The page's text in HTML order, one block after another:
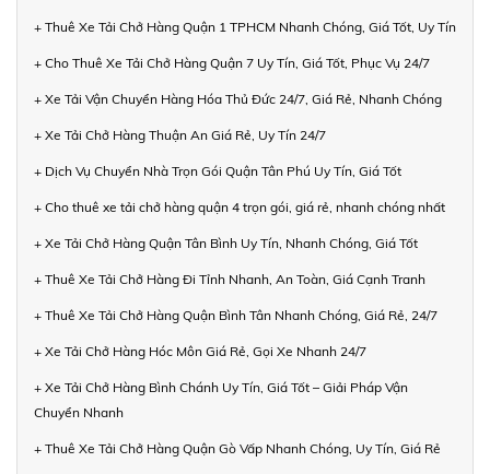
+ Thuê Xe Tải Chở Hàng Quận 1 TPHCM Nhanh Chóng, Giá Tốt, Uy Tín
+ Cho Thuê Xe Tải Chở Hàng Quận 7 Uy Tín, Giá Tốt, Phục Vụ 24/7
+ Xe Tải Vận Chuyển Hàng Hóa Thủ Đức 24/7, Giá Rẻ, Nhanh Chóng
+ Xe Tải Chở Hàng Thuận An Giá Rẻ, Uy Tín 24/7
+ Dịch Vụ Chuyển Nhà Trọn Gói Quận Tân Phú Uy Tín, Giá Tốt
+ Cho thuê xe tải chở hàng quận 4 trọn gói, giá rẻ, nhanh chóng nhất
+ Xe Tải Chở Hàng Quận Tân Bình Uy Tín, Nhanh Chóng, Giá Tốt
+ Thuê Xe Tải Chở Hàng Đi Tỉnh Nhanh, An Toàn, Giá Cạnh Tranh
+ Thuê Xe Tải Chở Hàng Quận Bình Tân Nhanh Chóng, Giá Rẻ, 24/7
+ Xe Tải Chở Hàng Hóc Môn Giá Rẻ, Gọi Xe Nhanh 24/7
+ Xe Tải Chở Hàng Bình Chánh Uy Tín, Giá Tốt – Giải Pháp Vận
Chuyển Nhanh
+ Thuê Xe Tải Chở Hàng Quận Gò Vấp Nhanh Chóng, Uy Tín, Giá Rẻ